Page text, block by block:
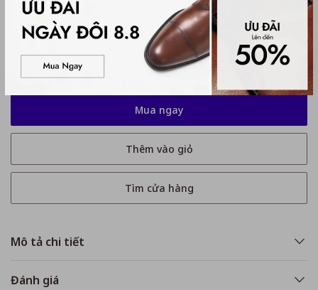
35
37.5
39
Chỉ còn 5 sản phẩm
Mô tả chi tiết
Đánh giá
Mua ngay
Thêm vào giỏ
Tìm cửa hàng